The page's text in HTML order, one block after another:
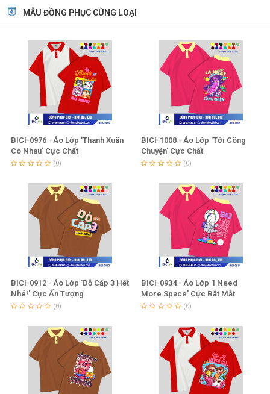
MẪU ĐỒNG PHỤC CÙNG LOẠI
BICI-0976 - Áo Lớp 'Thanh Xuân
Có Nhau' Cực Chất
(0)
BICI-1008 - Áo Lớp 'Tới Công
Chuyện' Cực Chất
(0)
BICI-0912 - Áo Lớp 'Đỗ Cấp 3 Hết
Nhé!' Cực Ấn Tượng
(0)
BICI-0934 - Áo Lớp 'I Need
More Space' Cực Bắt Mắt
(0)